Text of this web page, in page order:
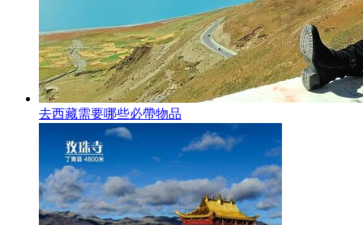
去西藏需要哪些必帶物品